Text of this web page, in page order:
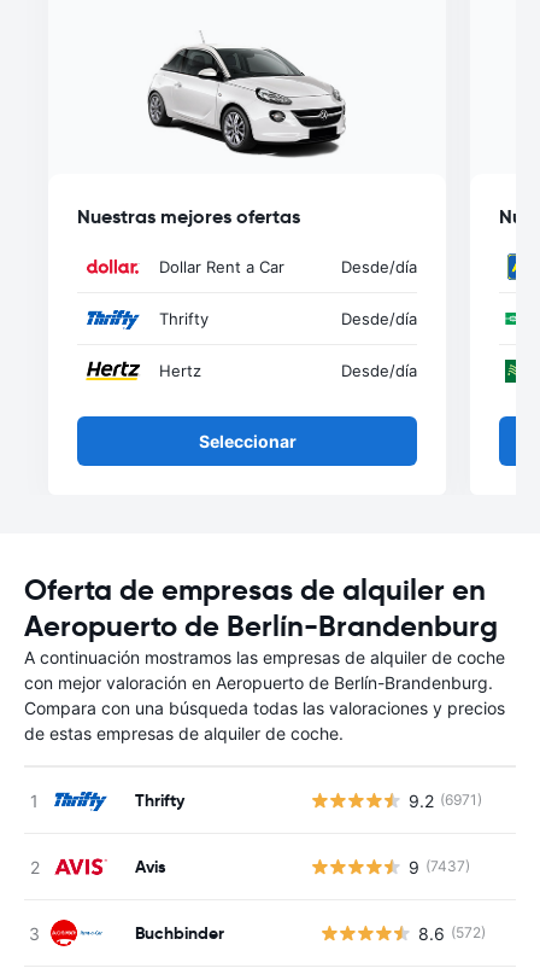
Nuestras mejores ofertas
Dollar Rent a Car Desde/día
Thrifty Desde/día
Hertz Desde/día
Seleccionar
Oferta de empresas de alquiler en
Aeropuerto de Berlín-Brandenburg
A continuación mostramos las empresas de alquiler de coche
con mejor valoración en Aeropuerto de Berlín-Brandenburg.
Compara con una búsqueda todas las valoraciones y precios
de estas empresas de alquiler de coche.
Thrifty 9.2 (6971)
Avis 9 (7437)
Buchbinder 8.6 (572)